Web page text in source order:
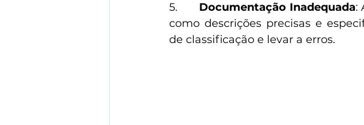
5. Documentação Inadequada:
como descrições precisas e
de classificação e levar a erros.